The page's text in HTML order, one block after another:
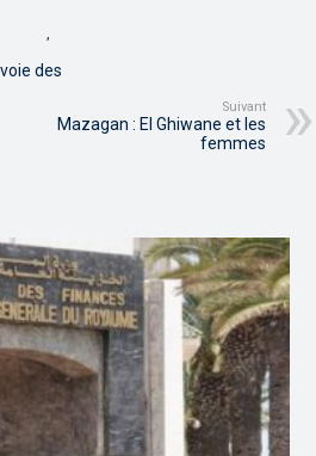
,
des
Suivant
Mazagan : El Ghiwane et les
femmes